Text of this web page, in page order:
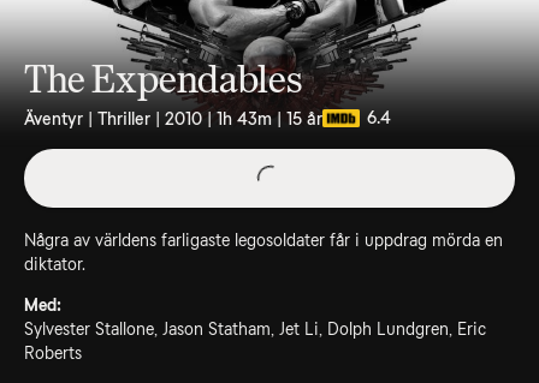
The Expendables
Äventyr | Thriller | 2010 | 1h 43m | 15 år 6.4
Några av världens farligaste legosoldater får i uppdrag mörda en
diktator.
Med:
Sylvester Stallone, Jason Statham, Jet Li, Dolph Lundgren, Eric
Roberts